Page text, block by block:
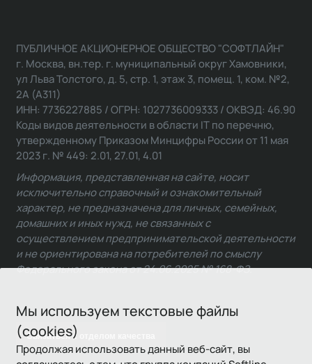
Мы используем текстовые файлы
(cookies)
Продолжая использовать данный веб-сайт, вы
Связаться с отделом качества
ПУБЛИЧНОЕ АКЦИОНЕРНОЕ ОБЩЕСТВО "СОФТЛАЙН"
г. Москва, вн.тер. г. муниципальный округ Хамовники,
ул Льва Толстого, д. 5, стр. 1, этаж 3, помещ. 1, ком. №2,
2А (А311)
ИНН: 7736227885 / ОГРН: 1027736009333 / ОКВЭД: 46.90
Коды видов деятельности в области IT по перечню,
утвержденному Приказом Минцифры России от 11 мая
2023 г. № 449: 2.01, 27.01, 4.01
Информация, представленная на сайте, носит
исключительно справочный и ознакомительный
характер, не предназначена для личных, семейных,
домашних и иных нужд, не связанных с
осуществлением предпринимательской деятельности
и не ориентирована на потребителей по смыслу
Федерального закона от 24.06.2025 № 168-ФЗ.